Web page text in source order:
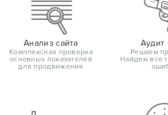
Анализ сайта
Комплексная проверка
основных показателей
для продвижения
Аудит
Решаем
Найдем все